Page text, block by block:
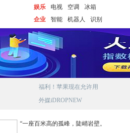
娱乐 电视 空调
冰箱
企业
智能 机器人 识别
福利！苹果现在允许用
外媒iDROPNEW
“一座百米高的孤峰，陡峭岩壁。